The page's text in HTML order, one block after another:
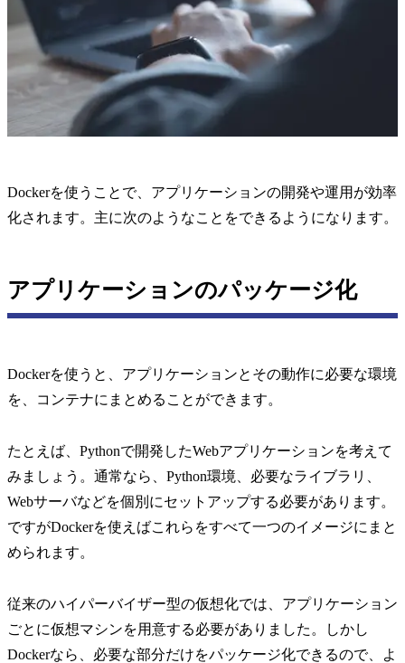
Dockerを使うことで、アプリケーションの開発や運用が効率
化されます。主に次のようなことをできるようになります。
アプリケーションのパッケージ化
Dockerを使うと、アプリケーションとその動作に必要な環境
を、コンテナにまとめることができます。
たとえば、Pythonで開発したWebアプリケーションを考えて
みましょう。通常なら、Python環境、必要なライブラリ、
Webサーバなどを個別にセットアップする必要があります。
ですがDockerを使えばこれらをすべて一つのイメージにまと
められます。
従来のハイパーバイザー型の仮想化では、アプリケーション
ごとに仮想マシンを用意する必要がありました。しかし
Dockerなら、必要な部分だけをパッケージ化できるので、よ